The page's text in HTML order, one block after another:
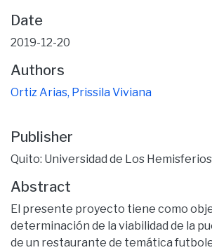
Date
2019-12-20
Authors
Ortiz Arias, Prissila Viviana
Publisher
Quito: Universidad de Los
Abstract
El presente proyecto tiene como
determinación de la viabilidad de la
de un restaurante de temática